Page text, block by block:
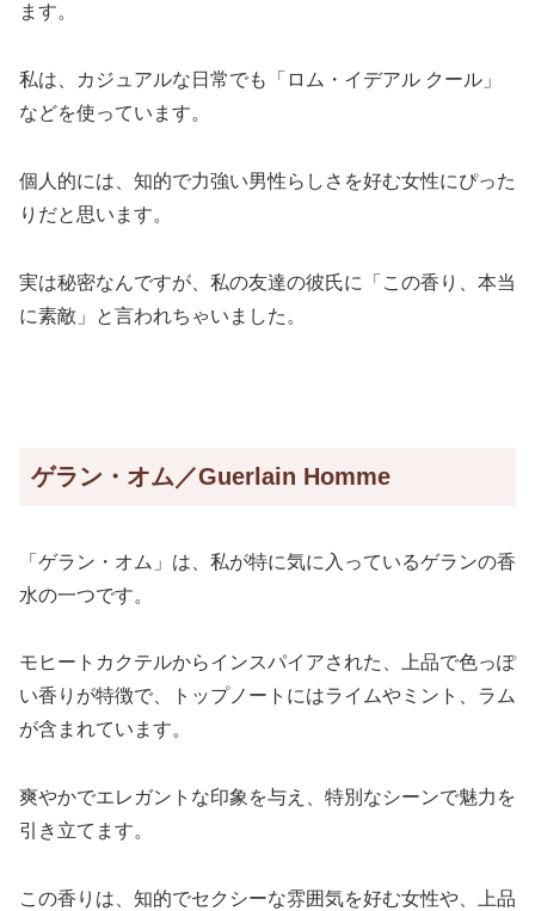
ます。
私は、カジュアルな日常でも「ロム・イデアル クール」
などを使っています。
個人的には、知的で力強い男性らしさを好む女性にぴった
りだと思います。
実は秘密なんですが、私の友達の彼氏に「この香り、本当
に素敵」と言われちゃいました。
ゲラン・オム／Guerlain Homme
「ゲラン・オム」は、私が特に気に入っているゲランの香
水の一つです。
モヒートカクテルからインスパイアされた、上品で色っぽ
い香りが特徴で、トップノートにはライムやミント、ラム
が含まれています。
爽やかでエレガントな印象を与え、特別なシーンで魅力を
引き立てます。
この香りは、知的でセクシーな雰囲気を好む女性や、上品